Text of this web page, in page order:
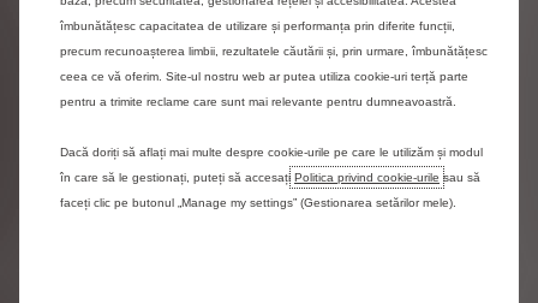
Cablu de încărcare Mod 3 (wallbox)
Cablul de încărcare
Încărcător de bord monofazat de 11 kW /
încărcare rapidă DC de 150 kW
Încărcarea bateriei la
ë-Jumper Panel Van is available in
îmbunătățesc capacitatea de utilizare și performanța prin diferite funcții,
precum recunoașterea limbii, rezultatele căutării și, prin urmare, îmbunătățesc
ceea ce vă oferim. Site-ul nostru web ar putea utiliza cookie-uri terță parte
pentru a trimite reclame care sunt mai relevante pentru dumneavoastră.
Dacă doriți să aflați mai multe despre cookie-urile pe care le utilizăm și modul
în care să le gestionați, puteți să accesați Politica privind cookie-urile sau să
faceți clic pe butonul „Manage my settings” (Gestionarea setărilor mele).